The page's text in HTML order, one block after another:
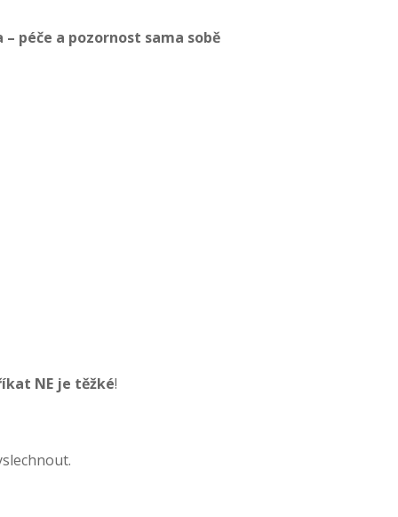
péče a pozornost sama sobě
NE je těžké!